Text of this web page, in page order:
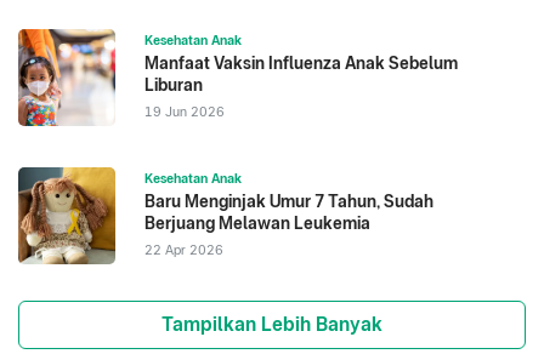
Kesehatan Anak
Manfaat Vaksin Influenza Anak Sebelum
Liburan
19 Jun 2026
Kesehatan Anak
Baru Menginjak Umur 7 Tahun, Sudah
Berjuang Melawan Leukemia
22 Apr 2026
Tampilkan Lebih Banyak